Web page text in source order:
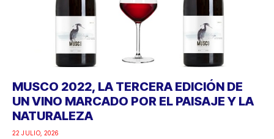
MUSCO 2022, LA TERCERA EDICIÓN DE
UN VINO MARCADO POR EL PAISAJE Y LA
NATURALEZA
22 JULIO, 2026